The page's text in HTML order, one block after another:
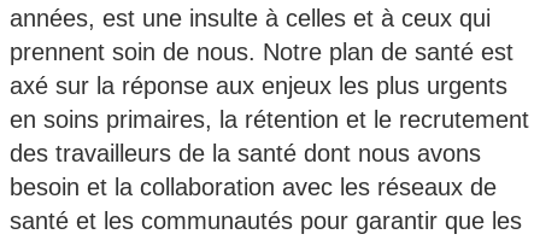
années, est une insulte à celles et à ceux qui
prennent soin de nous. Notre plan de santé est
axé sur la réponse aux enjeux les plus urgents
en soins primaires, la rétention et le recrutement
des travailleurs de la santé dont nous avons
besoin et la collaboration avec les réseaux de
santé et les communautés pour garantir que les